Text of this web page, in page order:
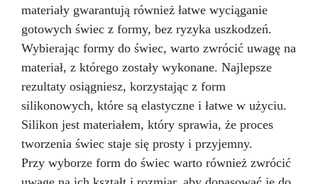
materiały gwarantują również łatwe wyciąganie
gotowych świec z formy, bez ryzyka uszkodzeń.
Wybierając formy do świec, warto zwrócić uwagę na
materiał, z którego zostały wykonane. Najlepsze
rezultaty osiągniesz, korzystając z form
silikonowych, które są elastyczne i łatwe w użyciu.
Silikon jest materiałem, który sprawia, że proces
tworzenia świec staje się prosty i przyjemny.
Przy wyborze form do świec warto również zwrócić